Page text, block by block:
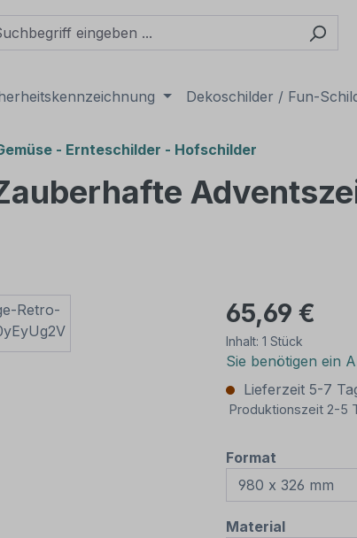
Dekoschilder / Fun-
- Ernteschilder - Hofschilder
65,69 €
Inhalt: 1 Stück
Sie benötigen ein
Lieferzeit 5-7
Produktionszeit 2-5
Format
Materialauswählen